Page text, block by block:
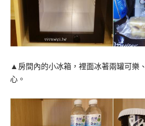
▲ 房間內的小冰箱，裡面冰著兩罐可樂
心。